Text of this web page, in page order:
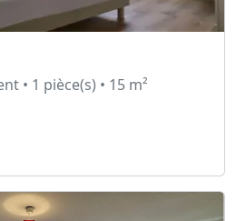
• 1 pièce(s) • 15 m²